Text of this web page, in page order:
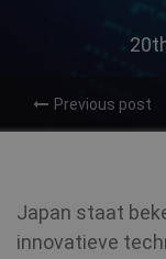
Previous post
Japan staat
innovatieve